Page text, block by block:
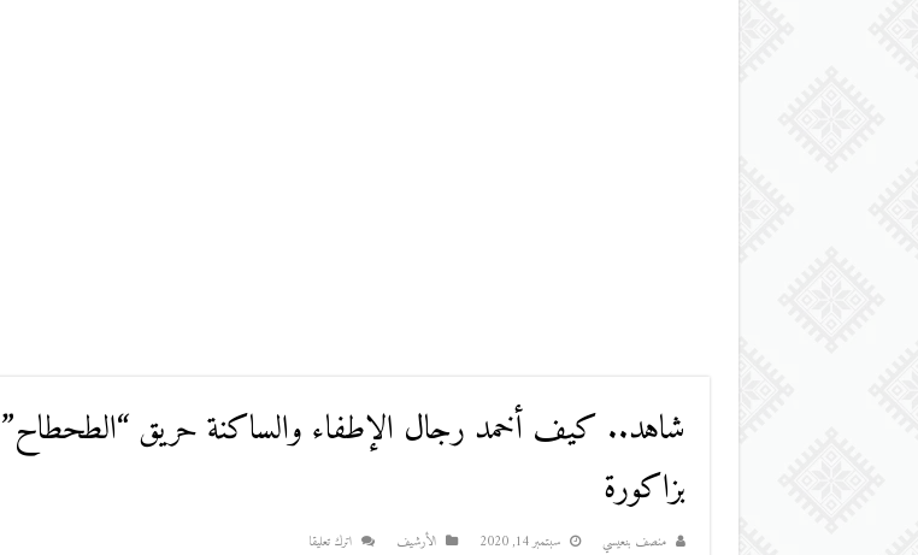
شاهد.. كيف أخمد رجال الإطفاء والساكنة حريق “الطحطاح”
بزاكورة
منصف بنعيسي سبتمبر 14, 2020 اﻷرشيف اترك تعليقا